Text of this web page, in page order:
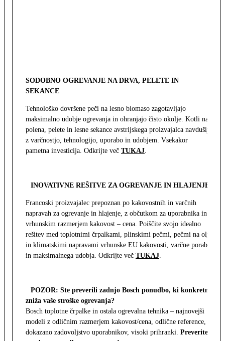
SODOBNO OGREVANJE NA DRVA, PELETE IN
SEKANCE
Tehnološko dovršene peči na lesno biomaso zagotavljajo
maksimalno udobje ogrevanja in ohranjajo čisto okolje. Kotli na
polena, pelete in lesne sekance avstrijskega proizvajalca navdušijo
z varčnostjo, tehnologijo, uporabo in udobjem. Vsekakor
pametna investicija. Odkrijte več TUKAJ.
INOVATIVNE REŠITVE ZA OGREVANJE IN HLAJENJE
Francoski proizvajalec prepoznan po kakovostnih in varčnih
napravah za ogrevanje in hlajenje, z občutkom za uporabnika in z
vrhunskim razmerjem kakovost – cena. Poiščite svojo idealno
rešitev med toplotnimi črpalkami, plinskimi pečmi, pečmi na olje
in klimatskimi napravami vrhunske EU kakovosti, varčne porabe
in maksimalnega udobja. Odkrijte več TUKAJ.
POZOR: Ste preverili zadnjo Bosch ponudbo, ki konkretno
zniža vaše stroške ogrevanja?
Bosch toplotne črpalke in ostala ogrevalna tehnika – najnovejši
modeli z odličnim razmerjem kakovost/cena, odlične reference,
dokazano zadovoljstvo uporabnikov, visoki prihranki. Preverite